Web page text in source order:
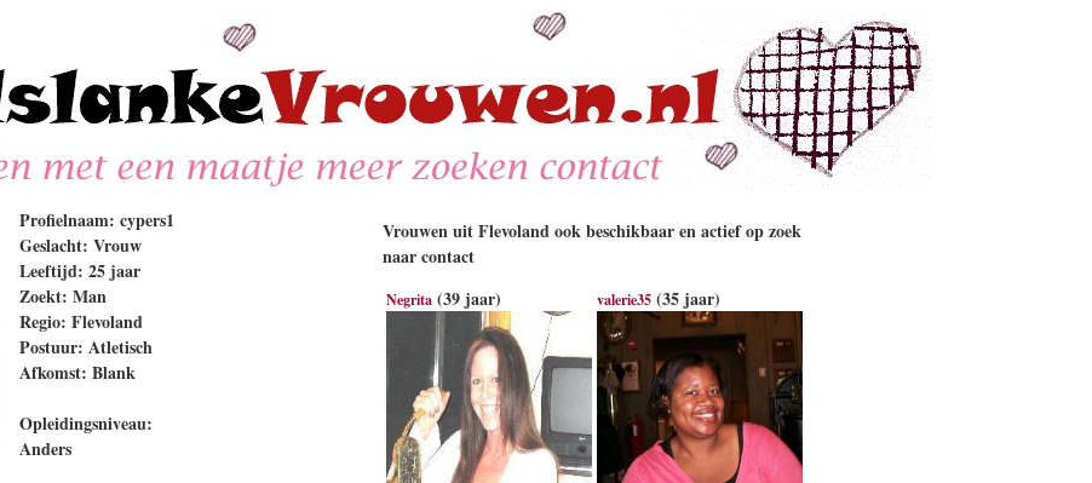
Profielnaam: cypers1
Geslacht: Vrouw
Leeftijd: 25 jaar
Zoekt: Man
Regio: Flevoland
Postuur: Atletisch
Afkomst: Blank
Opleidingsniveau:
Anders
Vrouwen uit Flevoland ook beschikbaar en actief op zoek
naar contact
Negrita(39 jaar) valerie35(35 jaar)